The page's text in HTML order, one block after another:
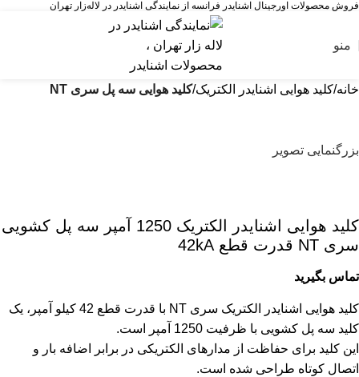
فروش محصولات اورجینال اشنایدر فرانسه از نمایندگی اشنایدر در لاله‌زار تهران
منو
خانه کلید هوایی اشنایدر الکتریک کلید هوایی سه پل سری NT
بزرگنمایی تصویر
کليد هوایی اشنایدر الکتریک 1250 آمپر سه پل کشویی
سری NT قدرت قطع 42kA
تماس بگیرید
کلید هوایی اشنایدر الکتریک سری NT با قدرت قطع 42 کیلو آمپر، یک
کلید سه پل کشویی با ظرفیت 1250 آمپر است.
این کلید برای حفاظت از مدارهای الکتریکی در برابر اضافه بار و
اتصال کوتاه طراحی شده است.